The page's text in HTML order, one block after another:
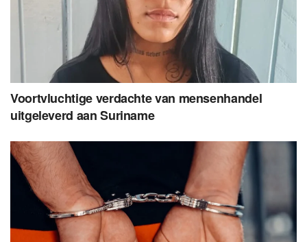
Voortvluchtige verdachte van mensenhandel
uitgeleverd aan Suriname